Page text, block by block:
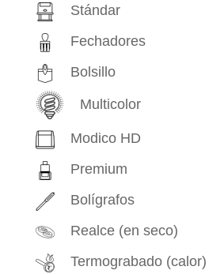
Stándar
Fechadores
Bolsillo
Multicolor
Modico HD
Premium
Bolígrafos
Realce (en seco)
Termograbado (calor)